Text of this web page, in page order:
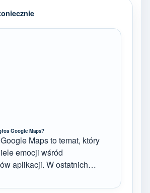
Google Maps?
Maps to temat, który
emocji wśród
aplikacji. W ostatnich…